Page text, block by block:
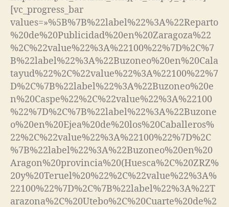
[vc_progress_bar
values=»%5B%7B%22label%22%3A%22Reparto
%20de%20Publicidad%20en%20Zaragoza%22
%2C%22value%22%3A%22100%22%7D%2C%7
B%22label%22%3A%22Buzoneo%20en%20Cala
tayud%22%2C%22value%22%3A%22100%22%7
D%2C%7B%22label%22%3A%22Buzoneo%20e
n%20Caspe%22%2C%22value%22%3A%22100
%22%7D%2C%7B%22label%22%3A%22Buzone
o%20en%20Ejea%20de%20los%20Caballeros%
22%2C%22value%22%3A%22100%22%7D%2C
%7B%22label%22%3A%22Buzoneo%20en%20
Aragon%20provincia%20(Huesca%2C%20ZRZ%
20y%20Teruel%20%22%2C%22value%22%3A%
22100%22%7D%2C%7B%22label%22%3A%22T
arazona%2C%20Utebo%2C%20Cuarte%20de%2